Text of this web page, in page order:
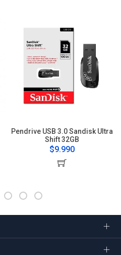
Pendrive USB 3.0 Sandisk Ultra
Shift 32GB
$9.990